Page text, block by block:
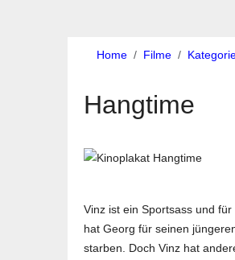
Home Filme
Hangtime
Vinz ist ein Sportsass und
hat Georg für seinen
starben. Doch Vinz hat